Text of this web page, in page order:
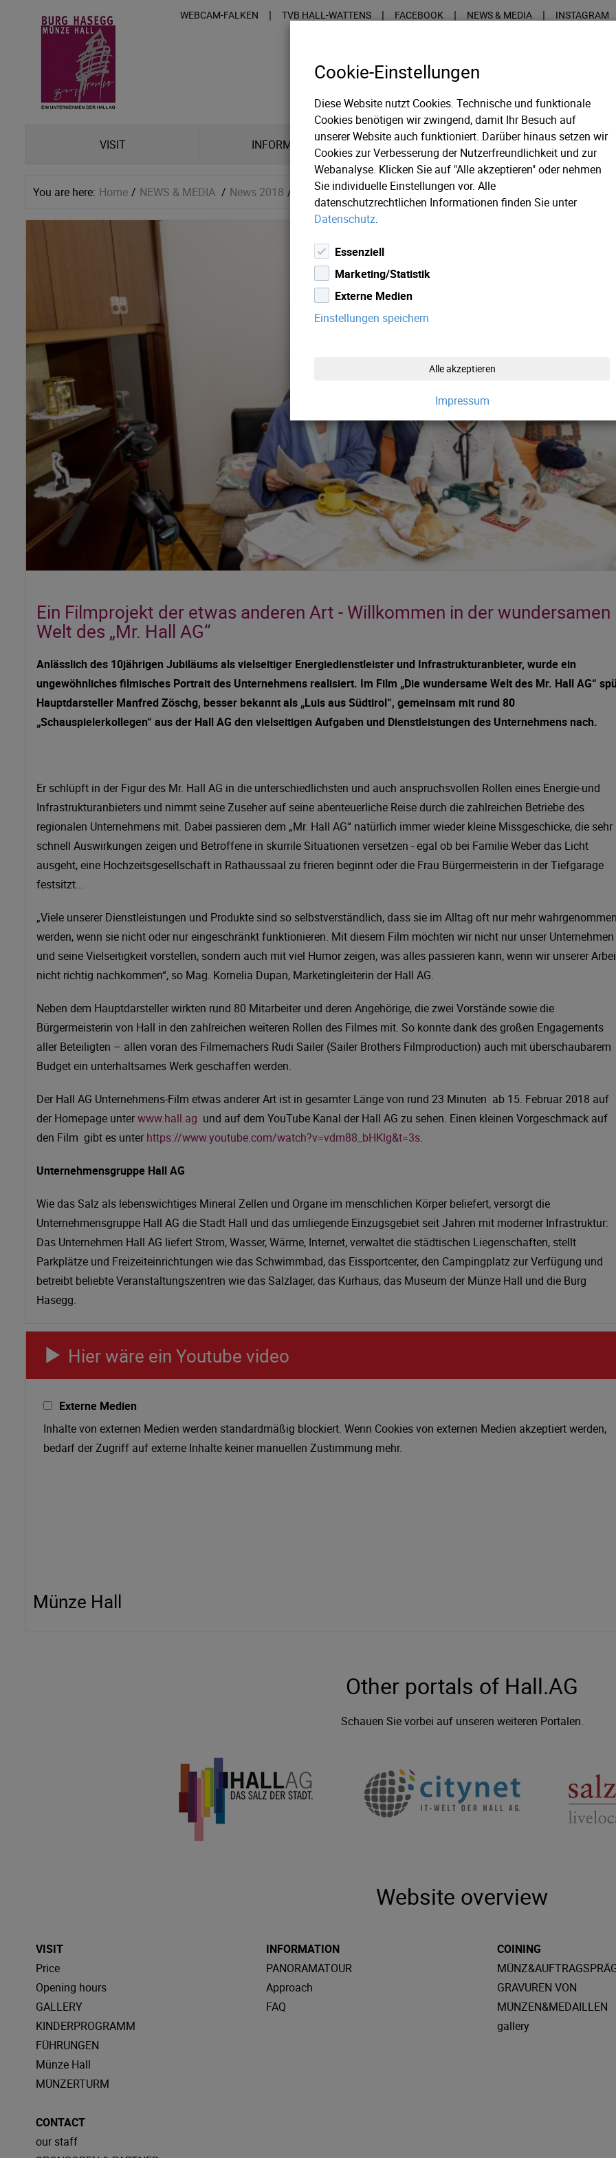
WEBCAM-FALKEN | TVB HALL-WATTENS | FACEBOOK | NEWS & MEDIA | INSTAGRAM
VISIT INFORMATION COINING
You are here: Home NEWS & MEDIA News 2018 Ein Filmprojekt der etwas anderen Art - Willkommen in der
Ein Filmprojekt der etwas anderen Art - Willkommen in der wundersamen
Welt des „Mr. Hall AG“
Anlässlich des 10jährigen Jubiläums als vielseitiger Energiedienstleister und Infrastrukturanbieter, wurde ein
ungewöhnliches filmisches Portrait des Unternehmens realisiert. Im Film „Die wundersame Welt des Mr. Hall AG“
Hauptdarsteller Manfred Zöschg, besser bekannt als „Luis aus Südtirol“, gemeinsam mit rund 80
„Schauspielerkollegen“ ausder Hall AG den vielseitigen Aufgaben und Dienstleistungen des Unternehmens nach.
Er schlüpft in der Figur des Mr. Hall AG in die unterschiedlichsten und auch anspruchsvollen Rollen eines Energie-und
Infrastrukturanbieters und nimmt seine Zuseher auf seine abenteuerliche Reise durch die zahlreichen Betriebe des
regionalen Unternehmens mit. Dabei passieren dem „Mr. Hall AG“ natürlich immer wieder kleine Missgeschicke, die sehr
schnell Auswirkungen zeigen und Betroffene in skurrile Situationen versetzen - egal ob bei Familie Weber das Licht
ausgeht, eine Hochzeitsgesellschaft in Rathaussaal zu frieren beginnt oder die Frau Bürgermeisterin in der Tiefgarage
festsitzt...
„Viele unserer Dienstleistungen und Produkte sind so selbstverständlich, dass sie im Alltag oft nur mehr
werden, wenn sie nicht oder nur eingeschränkt funktionieren. Mit diesem Film möchten wir nicht nur unser Unternehmen
und seine Vielseitigkeit vorstellen, sondern auch mit viel Humor zeigen, was alles passieren kann, wenn wir unserer
nicht richtig nachkommen“, so Mag. Kornelia Dupan, Marketingleiterin der Hall AG.
Neben dem Hauptdarsteller wirkten rund 80 Mitarbeiter und deren Angehörige, die zwei Vorstände sowie die
Bürgermeisterin von Hall in den zahlreichen weiteren Rollen des Filmes mit. So konnte dank des großen Engagements
aller Beteiligten – allen voran des Filmemachers Rudi Sailer (Sailer Brothers Filmproduction) auch mit überschaubarem
Budget ein unterhaltsames Werk geschaffen werden.
Der Hall AG Unternehmens-Film etwas anderer Art ist in gesamter Länge von rund 23 Minuten ab 15. Februar 2018 auf
der Homepage unterwww.hall.ag und auf dem YouTube Kanal der Hall AG zu sehen. Einen kleinen Vorgeschmack auf
den Film gibt es unterhttps://www.youtube.com/watch?v=vdm88_bHKlg&t=3s.
Unternehmensgruppe Hall AG
Wie das Salz als lebenswichtiges Mineral Zellen und Organe im menschlichen Körper beliefert, versorgt die
Unternehmensgruppe Hall AG die Stadt Hall und das umliegende Einzugsgebiet seit Jahren mit moderner Infrastruktur:
Das Unternehmen Hall AG liefert Strom, Wasser, Wärme, Internet, verwaltet die städtischen Liegenschaften, stellt
Parkplätze und Freizeiteinrichtungen wie das Schwimmbad, das Eissportcenter, den Campingplatz zur Verfügung und
betreibt beliebte Veranstaltungszentren wie das Salzlager, das Kurhaus, das Museum der Münze Hall und die Burg
Hasegg.
Hier wäre ein Youtube video
Externe Medien
Inhalte von externen Medien werden standardmäßig blockiert. Wenn Cookies von externen Medien akzeptiert werden,
bedarf der Zugriff auf externe Inhalte keiner manuellen Zustimmung mehr.
Münze Hall
Other portals of Hall.AG
Schauen Sie vorbei auf unseren weiteren Portalen.
Website overview
VISIT
Price
Opening hours
GALLERY
KINDERPROGRAMM
FÜHRUNGEN
Münze Hall
MÜNZERTURM
INFORMATION
PANORAMATOUR
Approach
FAQ
COINING
GRAVUREN VON
MÜNZEN&MEDAILLEN
gallery
CONTACT
our staff
Cookie-Einstellungen
Diese Website nutzt Cookies. Technische und funktionale
Cookies benötigen wir zwingend, damit Ihr Besuch auf
unserer Website auch funktioniert. Darüber hinaus setzen wir
Cookies zur Verbesserung der Nutzerfreundlichkeit und zur
Webanalyse. Klicken Sie auf "Alle akzeptieren" oder nehmen
Sie individuelle Einstellungen vor. Alle
datenschutzrechtlichen Informationen finden Sie unter
Datenschutz.
Essenziell
Marketing/Statistik
Externe Medien
Einstellungen speichern
Alle akzeptieren
Impressum